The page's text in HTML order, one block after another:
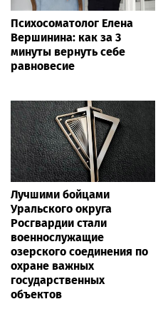
Психосоматолог Елена
Вершинина: как за 3
минуты вернуть себе
равновесие
Лучшими бойцами
Уральского округа
Росгвардии стали
военнослужащие
озерского соединения по
охране важных
государственных
объектов